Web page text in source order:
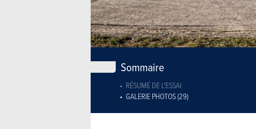
Sommaire
RÉSUMÉ DE L'ESSAI
GALERIE PHOTOS (29)